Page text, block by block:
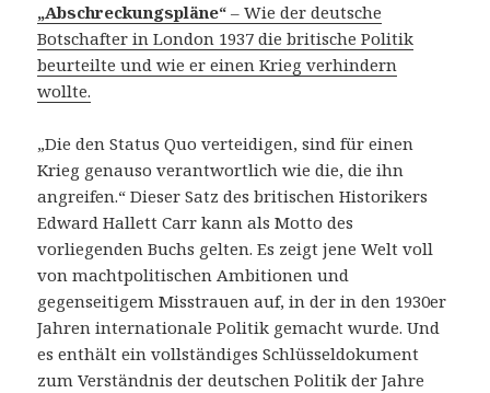
„Abschreckungspläne“ – Wie der deutsche
Botschafter in London 1937 die britische Politik
beurteilte und wie er einen Krieg verhindern
wollte.
„Die den Status Quo verteidigen, sind für einen
Krieg genauso verantwortlich wie die, die ihn
angreifen.“ Dieser Satz des britischen Historikers
Edward Hallett Carr kann als Motto des
vorliegenden Buchs gelten. Es zeigt jene Welt voll
von machtpolitischen Ambitionen und
gegenseitigem Misstrauen auf, in der in den 1930er
Jahren internationale Politik gemacht wurde. Und
es enthält ein vollständiges Schlüsseldokument
zum Verständnis der deutschen Politik der Jahre